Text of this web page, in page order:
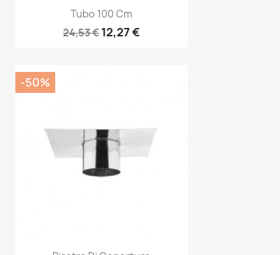
Anteprima
Tubo 100 Cm
24,53 €12,27 €
-50%